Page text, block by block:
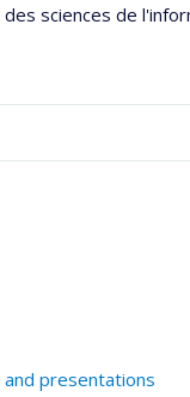
sciences de
and presentations